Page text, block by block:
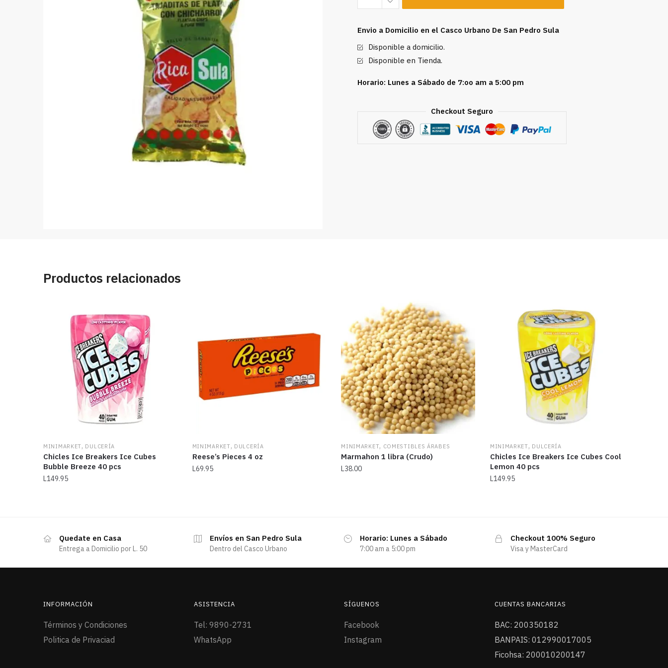
Platano
Chicharron
Rica
Sula
cantidad
Envio a Domicilio en el Casco Urbano De San Pedro Sula
Disponible a domicilio.
Disponible en Tienda.
Horario: Lunes a Sábado de 7:oo am a 5:00 pm
Checkout Seguro
Productos relacionados
MINIMARKET, DULCERÍA
Chicles Ice Breakers Ice Cubes
Bubble Breeze 40 pcs
L149.95
MINIMARKET, DULCERÍA
Reese’s Pieces 4 oz
L69.95
MINIMARKET, COMESTIBLES ÁRABES
Marmahon 1 libra (Crudo)
L38.00
MINIMARKET, DULCERÍA
Chicles Ice Breakers Ice Cubes Cool
Lemon 40 pcs
L149.95
Quedate en Casa
Entrega a Domicilio por L. 50
Envíos en San Pedro Sula
Dentro del Casco Urbano
Horario: Lunes a Sábado
7:00 am a 5:00 pm
Checkout 100% Seguro
Visa y MasterCard
INFORMACIÓN
Términos y Condiciones
Politica de Privaciad
ASISTENCIA
Tel: 9890-2731
WhatsApp
SÍGUENOS
Facebook
Instagram
CUENTAS BANCARIAS
BAC: 200350182
BANPAIS: 012990017005
Ficohsa: 200010200147